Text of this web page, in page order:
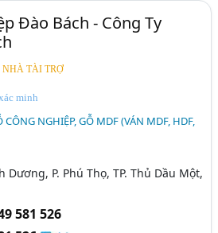
Đào Bách - Công Ty
NHÀ TÀI TRỢ
minh
CÔNG NGHIỆP, GỖ MDF (VÁN MDF, HDF,
Dương, P. Phú Thọ, TP. Thủ Dầu Một,
581 526